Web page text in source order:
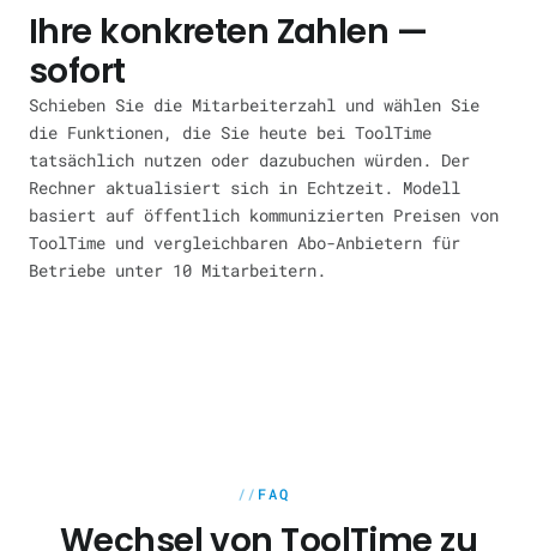
Ihre konkreten Zahlen —
sofort
Schieben Sie die Mitarbeiterzahl und wählen Sie
die Funktionen, die Sie heute bei ToolTime
tatsächlich nutzen oder dazubuchen würden. Der
Rechner aktualisiert sich in Echtzeit. Modell
basiert auf öffentlich kommunizierten Preisen von
ToolTime und vergleichbaren Abo-Anbietern für
Betriebe unter 10 Mitarbeitern.
FAQ
Wechsel von ToolTime zu